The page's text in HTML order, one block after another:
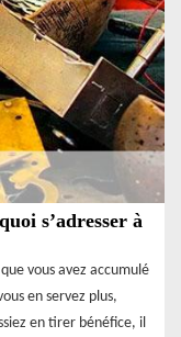
s’adresser à
vous avez accumulé
en servez plus,
en tirer bénéfice, il